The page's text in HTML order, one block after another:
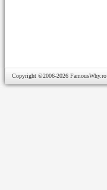
Copyright ©2006-2026 FamousWhy.ro